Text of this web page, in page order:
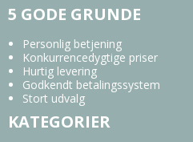
5 GODE GRUNDE
Personlig betjening
Konkurrencedygtige priser
Hurtig levering
Godkendt betalingssystem
Stort udvalg
KATEGORIER